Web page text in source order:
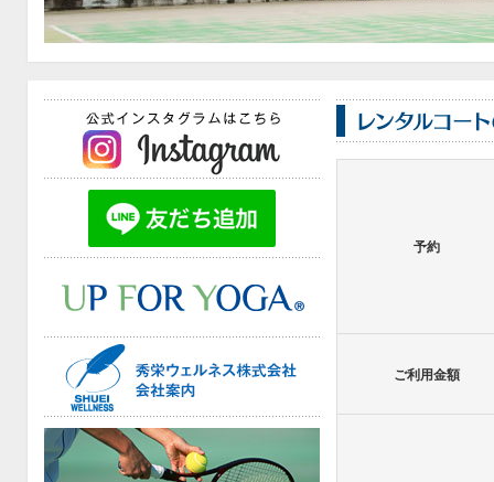
予約
ご利用金額